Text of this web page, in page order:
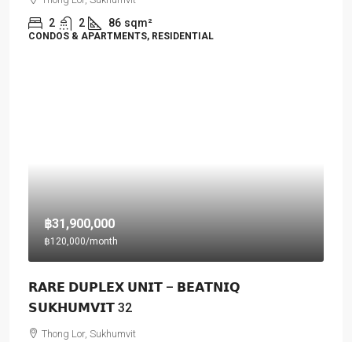
2 2 86 sqm²
CONDOS & APARTMENTS, RESIDENTIAL
฿31,900,000
฿120,000/month
𝗥𝗔𝗥𝗘 𝗗𝗨𝗣𝗟𝗘𝗫 𝗨𝗡𝗜𝗧 – 𝗕𝗘𝗔𝗧𝗡𝗜𝗤
𝗦𝗨𝗞𝗛𝗨𝗠𝗩𝗜𝗧 32
Thong Lor, Sukhumvit